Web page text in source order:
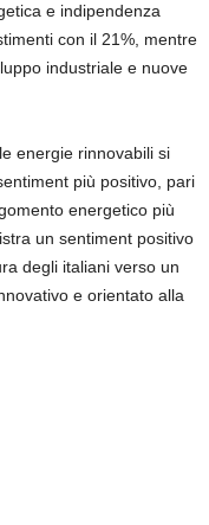
e indipendenza
con il 21%, mentre
industriale e nuove
energie rinnovabili si
più positivo, pari
energetico più
un sentiment positivo
degli italiani verso un
e orientato alla